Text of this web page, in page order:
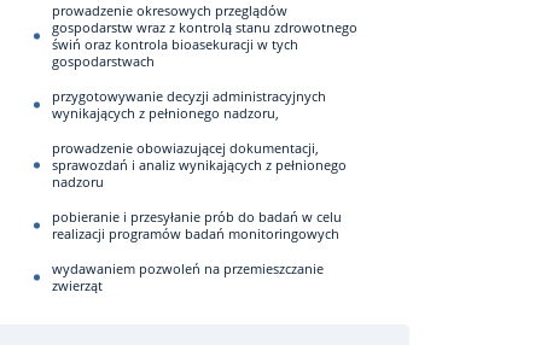
prowadzenie okresowych przeglądów
gospodarstw wraz z kontrolą stanu zdrowotnego
świń oraz kontrola bioasekuracji w tych
gospodarstwach
przygotowywanie decyzji administracyjnych
wynikających z pełnionego nadzoru,
prowadzenie obowiazującej dokumentacji,
sprawozdań i analiz wynikających z pełnionego
nadzoru
pobieranie i przesyłanie prób do badań w celu
realizacji programów badań monitoringowych
wydawaniem pozwoleń na przemieszczanie
zwierząt